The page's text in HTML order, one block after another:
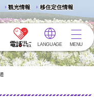
観光情報
移住定住情報
LANGUAGE MENU